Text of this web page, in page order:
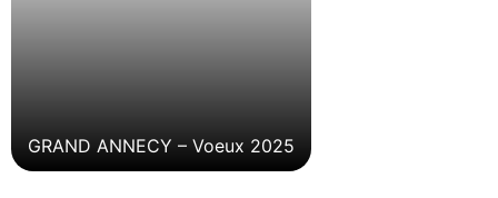
GRAND ANNECY – Voeux 2025